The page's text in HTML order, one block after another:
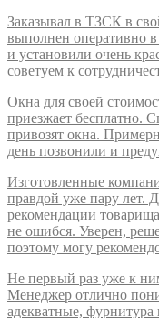
Заказывал в ТЗСК в
выполнен оперативно
и установили очень
советуем к
Окна для своей
приезжает бесплатно.
привозят окна.
день позвонили и
Изготовленные
правдой уже пару лет.
рекомендации
не ошибся. Уверен,
поэтому могу
Не первый раз уже к
Менеджер отлично
адекватные, фурнитура